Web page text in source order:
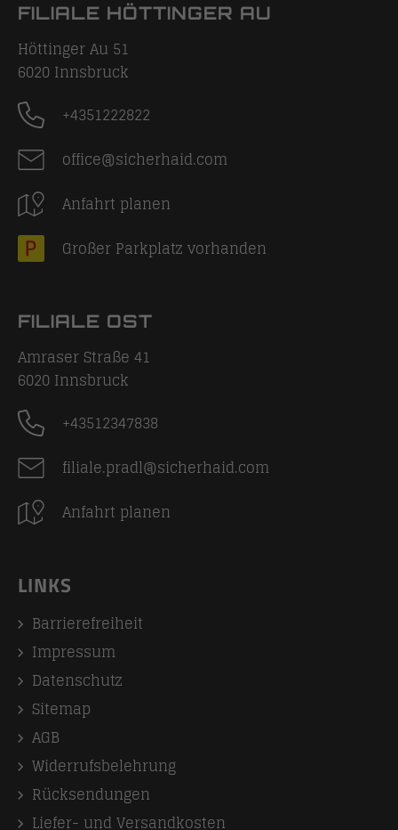
FILIALE HÖTTINGER AU
Höttinger Au 51
6020 Innsbruck
+4351222822
office@sicherhaid.com
Anfahrt planen
Großer Parkplatz vorhanden
FILIALE OST
Amraser Straße 41
6020 Innsbruck
+43512347838
filiale.pradl@sicherhaid.com
Anfahrt planen
LINKS
Barrierefreiheit
Impressum
Datenschutz
Sitemap
AGB
Widerrufsbelehrung
Rücksendungen
Liefer- und Versandkosten